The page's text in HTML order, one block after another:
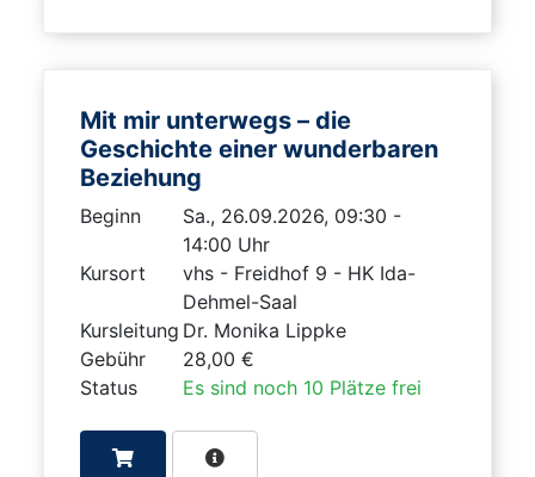
Mit mir unterwegs – die
Geschichte einer wunderbaren
Beziehung
Beginn
Sa., 26.09.2026, 09:30 -
14:00 Uhr
Kursort
vhs - Freidhof 9 - HK Ida-
Dehmel-Saal
Kursleitung Dr. Monika Lippke
Gebühr
28,00 €
Status
Es sind noch 10 Plätze frei